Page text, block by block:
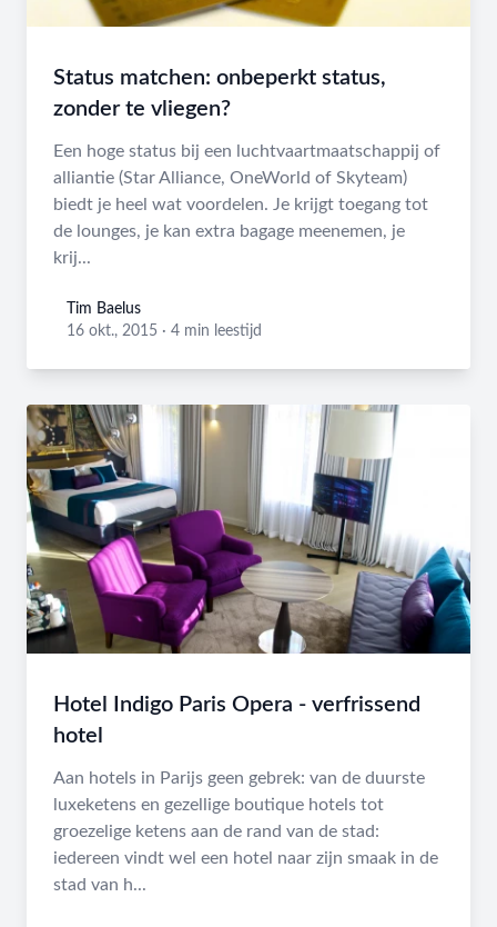
Status matchen: onbeperkt status,
zonder te vliegen?
Een hoge status bij een luchtvaartmaatschappij of
alliantie (Star Alliance, OneWorld of Skyteam)
biedt je heel wat voordelen. Je krijgt toegang tot
de lounges, je kan extra bagage meenemen, je
krij...
Tim Baelus
Tim Baelus
16 okt., 2015 · 4 min leestijd
Hotel Indigo Paris Opera - verfrissend
hotel
Aan hotels in Parijs geen gebrek: van de duurste
luxeketens en gezellige boutique hotels tot
groezelige ketens aan de rand van de stad:
iedereen vindt wel een hotel naar zijn smaak in de
stad van h...